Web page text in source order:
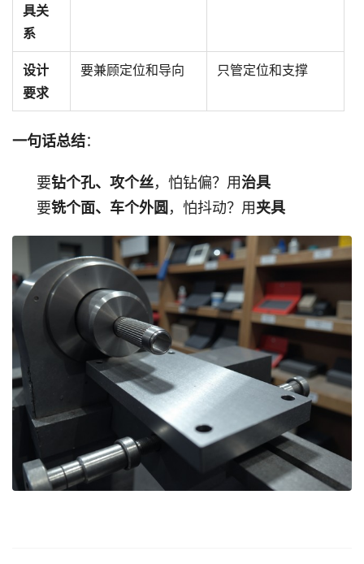
具关
系
设计
要求
要兼顾定位和导向 只管定位和支撑
一句话总结：
要钻个孔、攻个丝，怕钻偏？用治具
要铣个面、车个外圆，怕抖动？用夹具